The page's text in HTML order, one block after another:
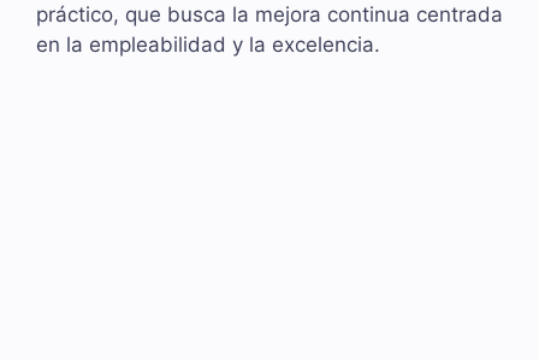
práctico, que busca la mejora continua centrada
en la empleabilidad y la excelencia.